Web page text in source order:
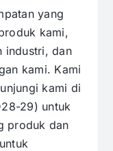
yang
kami,
industri, dan
kami. Kami
kami di
29) untuk
produk dan